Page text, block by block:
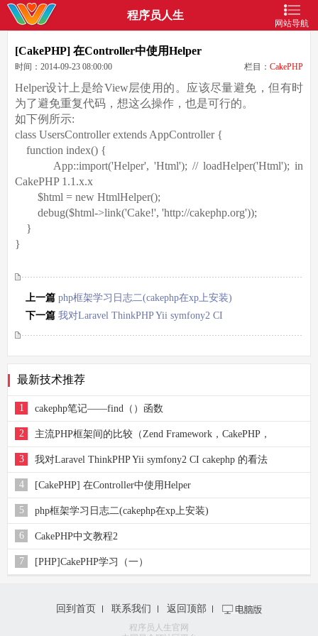
程序员人生
网站导航
[CakePHP] 在Controller中使用Helper
栏目： CakePHP
时间：2014-09-23 08:00:00
Helper设计上是给View层使用的。应该尽量避免，但有时
为了避免重复代码，想这么操作，也是可行的。
如下例所示:
class UsersController extends AppController {
function index() {
App::import('Helper', 'Html'); // loadHelper('Html'); in
CakePHP 1.1.x.x
$html = new HtmlHelper();
debug($html->link('Cake!', 'http://cakephp.org'));
}
}
上一篇 php框架学习日志二(cakephp在xp上安装)
下一篇 我对Laravel ThinkPHP Yii symfony2 CI
cakephp 的看法
最新技术推荐
1 cakephp笔记――find（）函数
2 主流PHP框架间的比较（Zend Framework，CakePHP，
CodeIgniter，Symfony，ThinkPHP，FleaPHP）
3 我对Laravel ThinkPHP Yii symfony2 CI cakephp 的看法
4 [CakePHP] 在Controller中使用Helper
5 php框架学习日志二(cakephp在xp上安装)
6 CakePHP中文教程2
7 [PHP]CakePHP学习（一）
回到首页 联系我们 返回顶部
程序员人生官网